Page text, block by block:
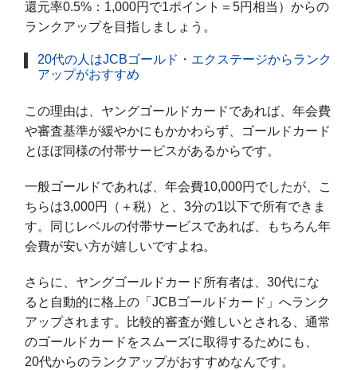
還元率0.5%：1,000円で1ポイント＝5円相当）からの
ランクアップを目指しましょう。
20代の人はJCBゴールド・エクステージからランク
アップがおすすめ
この理由は、ヤングゴールドカードであれば、年会費
や審査基準が緩やかにもかかわらず、ゴールドカード
とほぼ同様の付帯サービスがあるからです。
一般ゴールドであれば、年会費10,000円でしたが、こ
ちらは3,000円（＋税）と、3分の1以下で所有できま
す。同じレベルの付帯サービスであれば、もちろん年
会費が安い方が嬉しいですよね。
さらに、ヤングゴールドカード所有者は、30代にな
ると自動的に格上の「JCBゴールドカード」へランク
アップされます。比較的審査が難しいとされる、通常
のゴールドカードをスムーズに取得するためにも、
20代からのランクアップがおすすめなんです。